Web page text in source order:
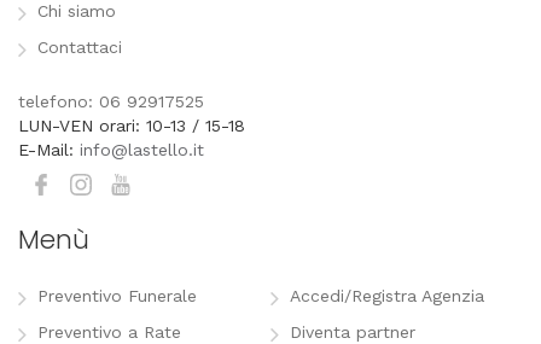
Chi siamo
Contattaci
telefono: 06 92917525
LUN-VEN orari: 10-13 / 15-18
E-Mail: info@lastello.it
Menù
Preventivo Funerale
Preventivo a Rate
Accedi/Registra Agenzia
Diventa partner